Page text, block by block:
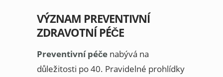
VÝZNAM PREVENTIVNÍ
ZDRAVOTNÍ PÉČE
Preventivní péče nabývá na
důležitosti po 40. Pravidelné prohlídky